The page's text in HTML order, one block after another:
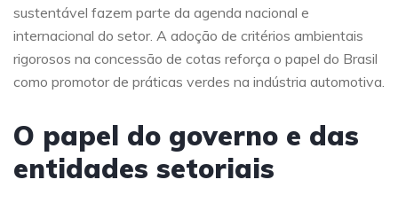
sustentável fazem parte da agenda nacional e
internacional do setor. A adoção de critérios ambientais
rigorosos na concessão de cotas reforça o papel do Brasil
como promotor de práticas verdes na indústria automotiva.
O papel do governo e das
entidades setoriais